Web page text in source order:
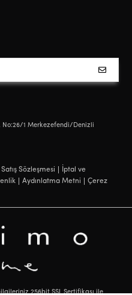
No:26/1 Merkezefendi/Denizli
Sözleşmesi
İptal ve
Aydınlatma Metni
Çerez
256bit SSL Sertifikası ile